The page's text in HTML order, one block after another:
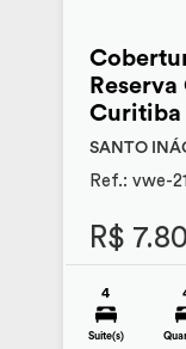
Curitiba
SANTO
Ref.: vwe-
R$
4
Suite(s)